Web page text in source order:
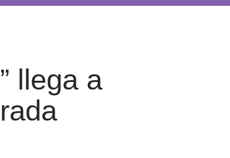
llega a